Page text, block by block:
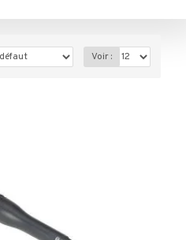
Voir :